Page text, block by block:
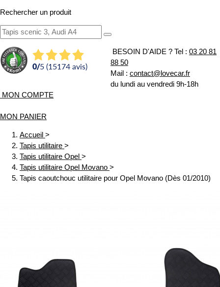
Rechercher un produit
0/5 (15174 avis)
BESOIN D'AIDE ? Tel : 03 20 81
88 50
Mail : contact@lovecar.fr
du lundi au vendredi 9h-18h
MON COMPTE
MON PANIER
Accueil >
Tapis utilitaire >
Tapis utilitaire Opel >
Tapis utilitaire Opel Movano >
Tapis caoutchouc utilitaire pour Opel Movano (Dès 01/2010)